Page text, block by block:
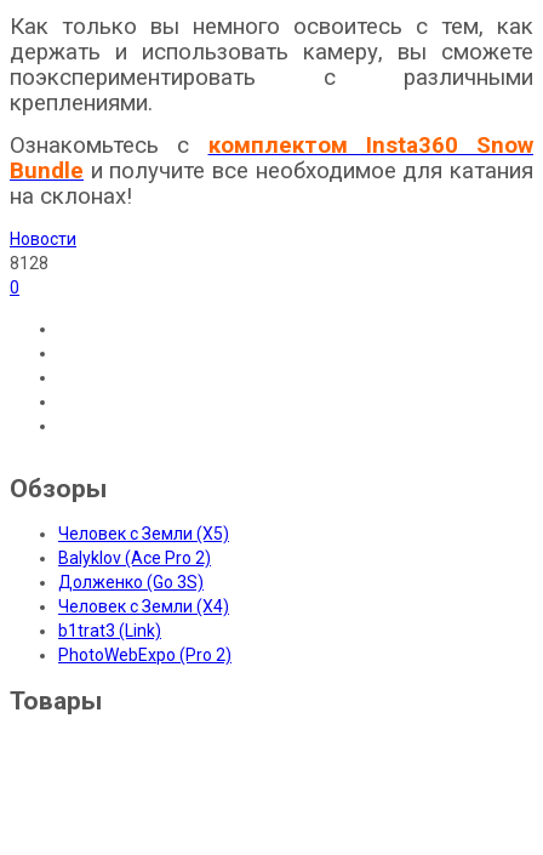
Как только вы немного освоитесь с тем, как
держать и использовать камеру, вы сможете
поэкспериментировать с различными
креплениями.
Ознакомьтесь с комплектом Insta360 Snow
Bundle и получите все необходимое для катания
на склонах!
Новости
8128
0
Обзоры
Человек с Земли (X5)
Balyklov (Ace Pro 2)
Долженко (Go 3S)
Человек с Земли (X4)
b1trat3 (Link)
PhotoWebExpo (Pro 2)
Товары